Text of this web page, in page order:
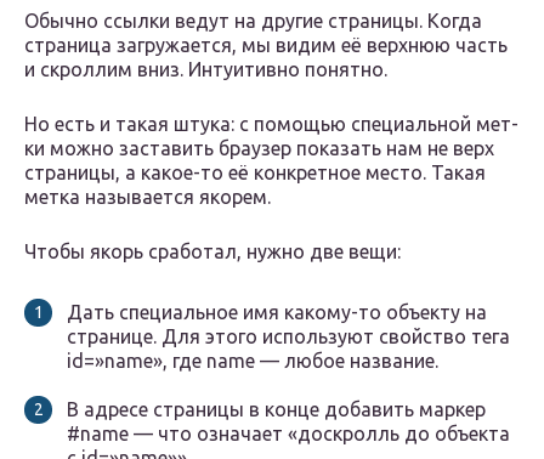
Обыч­но ссыл­ки ведут на дру­гие стра­ни­цы. Когда
стра­ни­ца загру­жа­ет­ся, мы видим её верх­нюю часть
и скрол­лим вниз. Инту­и­тив­но понятно.
Но есть и такая шту­ка: с помо­щью спе­ци­аль­ной мет­
ки мож­но заста­вить бра­у­зер пока­зать нам не верх
стра­ни­цы, а какое-то её кон­крет­ное место. Такая
мет­ка назы­ва­ет­ся якорем.
Что­бы якорь сра­бо­тал, нуж­но две вещи:
Дать спе­ци­аль­ное имя какому-то объ­ек­ту на
стра­ни­це. Для это­го исполь­зу­ют свой­ство тега
id=»name», где name — любое название.
В адре­се стра­ни­цы в кон­це доба­вить мар­кер
#name — что озна­ча­ет «доскролль до объ­ек­та